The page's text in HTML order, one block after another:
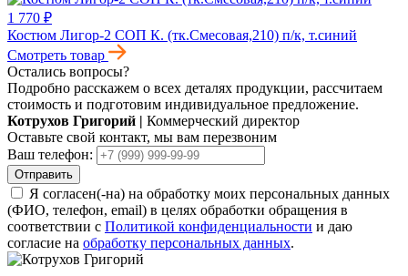
1 770 ₽
Костюм Лигор-2 СОП К. (тк.Смесовая,210) п/к, т.синий
Смотреть товар
Остались вопросы?
Подробно расскажем о всех деталях продукции, рассчитаем
стоимость и подготовим индивидуальное предложение.
Котрухов Григорий | Коммерческий директор
Оставьте свой контакт, мы вам перезвоним
Ваш телефон:
Отправить
Я согласен(-на) на обработку моих персональных данных
(ФИО, телефон, email) в целях обработки обращения в
соответствии с Политикой конфиденциальности и даю
согласие на обработку персональных данных.